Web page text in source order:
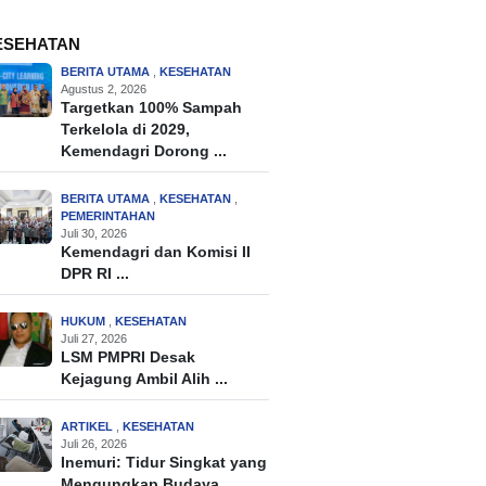
BERITA UTAMA , KESEHATAN
Agustus 2, 2026
Targetkan 100% Sampah
Terkelola di 2029,
Kemendagri Dorong ...
BERITA UTAMA , KESEHATAN ,
PEMERINTAHAN
Juli 30, 2026
Kemendagri dan Komisi II
DPR RI ...
HUKUM , KESEHATAN
Juli 27, 2026
LSM PMPRI Desak
Kejagung Ambil Alih ...
ARTIKEL , KESEHATAN
Juli 26, 2026
Inemuri: Tidur Singkat yang